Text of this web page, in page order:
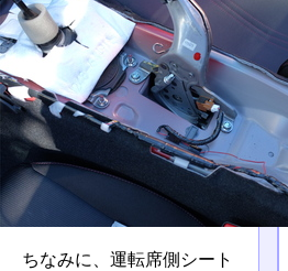
ちなみに、運転席側シート